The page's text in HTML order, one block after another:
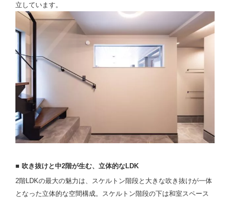
立しています。
■ 吹き抜けと中2階が生む、立体的なLDK
2階LDKの最大の魅力は、スケルトン階段と大きな吹き抜けが一体
となった立体的な空間構成。スケルトン階段の下は和室スペース